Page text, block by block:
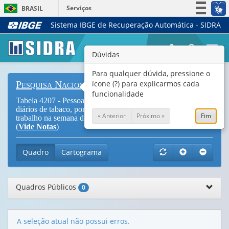
BRASIL
Serviços
Simplifique!
Legislação
Canais
Sistema IBGE de Recuperação Automática - SIDRA
Pesquisa Nacional de Saúde
Tabela 4207 - Pessoas de 18 anos ou mais de idade fumantes
diários de tabaco, por condição em relação à força de
trabalho na semana de referência e situação do domicílio
(Vide Notas)
Quadro Cartograma
Quadros Públicos 0
A seleção atual não possui erros.
Dúvidas
Para qualquer dúvida, pressione o
ícone (?) para explicarmos cada
funcionalidade
« Anterior Próximo » Fim